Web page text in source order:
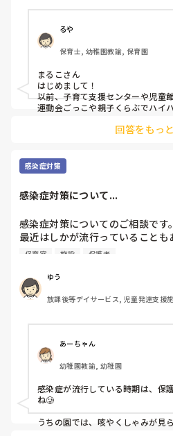
るや
保育士, 幼稚園教諭, 保育園
まるこさん
はじめまして！
以前、子育て支援センターや児童
運動会ごっこや親子くらぶでハイ
時期は秋以降ならハイハイできる
あまりないので、保護者の方々は
よ。
遠くて泣いて動けない子、まっす
る方に出来る出来ないではなくて
しんでいただけるように説明はしま
楽しい催しになると良いですね！
回答をもっ
感染症対策
感染症対策について...
感染症対策についてのご相談です。
最近はしかが流行っていること
敏感になっているように感じます。
部屋にしてほしい」などの要望を
施設としても対応には限界があり
いている子どもが白い目で見ら
同じような経験されている方、
保育室 施設 保護者
ゆう
放課後等デイサービス, 児童発達支援
あーちゃん
幼稚園教諭, 幼稚園
感染症が流行している時期は、保
ね🥲
うちの園では、咳やくしゃみが見